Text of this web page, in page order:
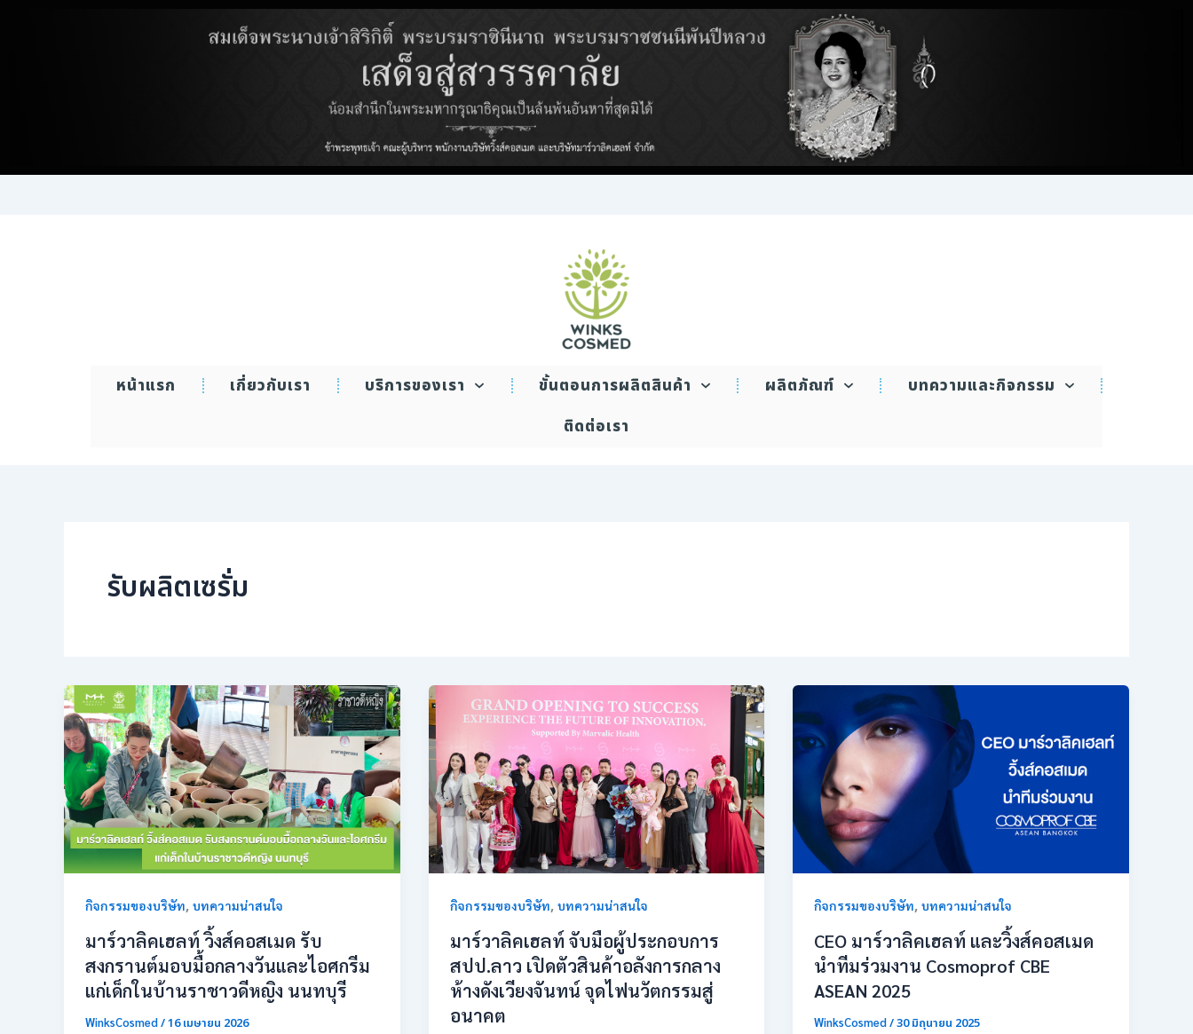
WINKS COSMED
หน้าแรก เกี่ยวกับเรา บริการของเรา ขั้นตอนการผลิตสินค้า ผลิตภัณฑ์
บทความและกิจกรรม
ติดต่อเรา
รับผลิตเซรั่ม
กิจกรรมของบริษัท, บทความน่าสนใจ
มาร์วาลิคเฮลท์ วิ้งส์คอสเมด รับ
สงกรานต์มอบมื้อกลางวันและไอศกรีม
แก่เด็กในบ้านราชาวดีหญิง นนทบุรี
WinksCosmed/16 เมษายน 2026
กิจกรรมของบริษัท, บทความน่าสนใจ
มาร์วาลิคเฮลท์ จับมือผู้ประกอบการ
สปป.ลาว เปิดตัวสินค้าอลังการกลาง
ห้างดังเวียงจันทน์ จุดไฟนวัตกรรมสู่
อนาคต
กิจกรรมของบริษัท,บทความน่าสนใจ
CEO มาร์วาลิคเฮลท์ และวิ้งส์คอสเมด
นำทีมร่วมงาน Cosmoprof CBE
ASEAN 2025
WinksCosmed/30 มิถุนายน 2025